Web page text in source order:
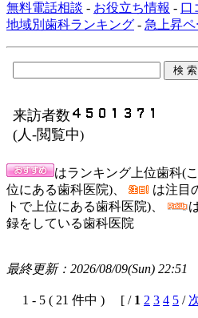
無料電話相談 - お役立ち情報 - 口
地域別歯科ランキング - 急上昇ペ
来訪者数
(人-閲覧中)
はランキング上位歯科(
位にある歯科医院)、
は注目
トで上位にある歯科医院)、
録をしている歯科医院
最終更新：2026/08/09(Sun) 22:51
1 - 5 ( 21 件中 ) [ / 1 2 3 4 5 /